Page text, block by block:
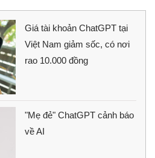
Giá tài khoản ChatGPT tại
Việt Nam giảm sốc, có nơi
rao 10.000 đồng
"Mẹ đẻ" ChatGPT cảnh báo
về AI